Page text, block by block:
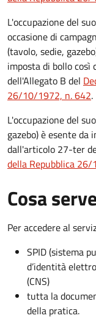
L'occupazione del
occasione di
(tavolo, sedie,
imposta di bollo
dell'Allegato B del
26/10/1972, n. 642.
L'occupazione del
gazebo) è esente da
dall'articolo 27-ter
della Repubblica
Cosa
Per accedere al
SPID (sistema
d’identità
(CNS)
tutta la
della pratica.